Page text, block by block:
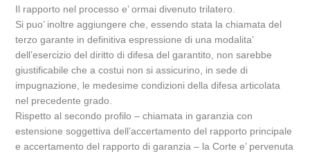
Il rapporto nel processo e’ ormai divenuto trilatero.
Si puo’ inoltre aggiungere che, essendo stata la chiamata del
terzo garante in definitiva espressione di una modalita’
dell’esercizio del diritto di difesa del garantito, non sarebbe
giustificabile che a costui non si assicurino, in sede di
impugnazione, le medesime condizioni della difesa articolata
nel precedente grado.
Rispetto al secondo profilo – chiamata in garanzia con
estensione soggettiva dell’accertamento del rapporto principale
e accertamento del rapporto di garanzia – la Corte e’ pervenuta